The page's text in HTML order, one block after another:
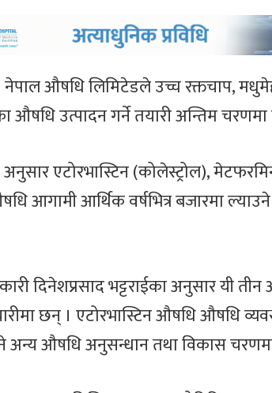
औषधि लिमिटेडले उच्च रक्तचाप,
औषधि उत्पादन गर्ने तयारी अन्तिम
एटोरभास्टिन (कोलेस्ट्रोल),
आगामी आर्थिक वर्षभित्र बजारमा
दिनेशप्रसाद भट्टराईका अनुसार यी
छन् । एटोरभास्टिन औषधि औषधि
अन्य औषधि अनुसन्धान तथा विकास